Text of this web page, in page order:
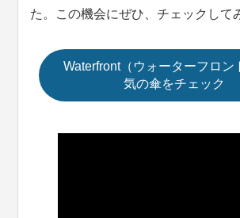
た。この機会にぜひ、チェックして
Waterfront（ウォーターフロン
気の傘をチェック